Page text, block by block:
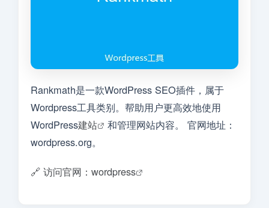
Rankmath是一款WordPress SEO插件，属于
Wordpress工具类别。帮助用户更高效地使用
WordPress建站
和管理网站内容。 官网地址：
wordpress.org。
🔗 访问官网：wordpress